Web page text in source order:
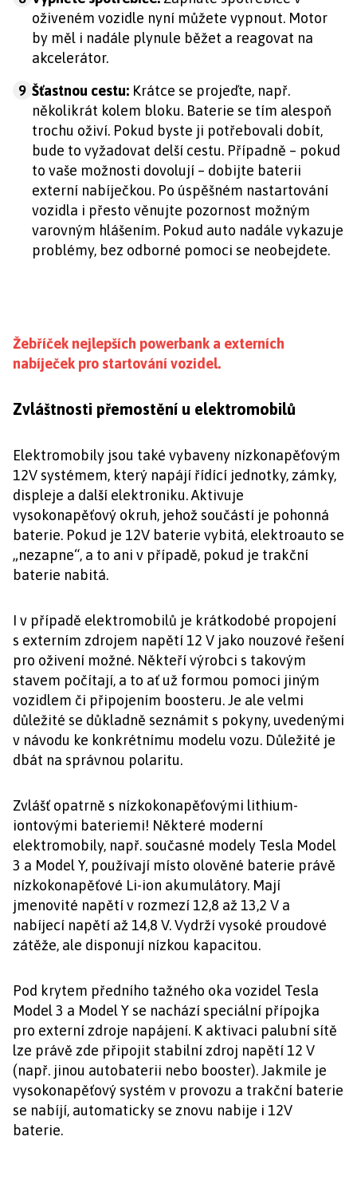
oživeném vozidle nyní můžete vypnout. Motor
by měl i nadále plynule běžet a reagovat na
akcelerátor.
9 Šťastnou cestu: Krátce se projeďte, např.
několikrát kolem bloku. Baterie se tím alespoň
trochu oživí. Pokud byste ji potřebovali dobít,
bude to vyžadovat delší cestu. Případně – pokud
to vaše možnosti dovolují – dobijte baterii
externí nabíječkou. Po úspěšném nastartování
vozidla i přesto věnujte pozornost možným
varovným hlášením. Pokud auto nadále vykazuje
problémy, bez odborné pomoci se neobejdete.
Žebříček nejlepších powerbank a externích
nabíječek pro startování vozidel.
Zvláštnosti přemostění u elektromobilů
Elektromobily jsou také vybaveny nízkonapěťovým
12V systémem, který napájí řídící jednotky, zámky,
displeje a další elektroniku. Aktivuje
vysokonapěťový okruh, jehož součástí je pohonná
baterie. Pokud je 12V baterie vybitá, elektroauto se
„nezapne“, a to ani v případě, pokud je trakční
baterie nabitá.
I v případě elektromobilů je krátkodobé propojení
s externím zdrojem napětí 12 V jako nouzové řešení
pro oživení možné. Někteří výrobci s takovým
stavem počítají, a to ať už formou pomoci jiným
vozidlem či připojením boosteru. Je ale velmi
důležité se důkladně seznámit s pokyny, uvedenými
v návodu ke konkrétnímu modelu vozu. Důležité je
dbát na správnou polaritu.
Zvlášť opatrně s nízkokonapěťovými lithium-
iontovými bateriemi! Některé moderní
elektromobily, např. současné modely Tesla Model
3 a Model Y, používají místo olověné baterie právě
nízkokonapěťové Li-ion akumulátory. Mají
jmenovité napětí v rozmezí 12,8 až 13,2 V a
nabíjecí napětí až 14,8 V. Vydrží vysoké proudové
zátěže, ale disponují nízkou kapacitou.
Pod krytem předního tažného oka vozidel Tesla
Model 3 a Model Y se nachází speciální přípojka
pro externí zdroje napájení. K aktivaci palubní sítě
lze právě zde připojit stabilní zdroj napětí 12 V
(např. jinou autobaterii nebo booster). Jakmile je
vysokonapěťový systém v provozu a trakční baterie
se nabíjí, automaticky se znovu nabije i 12V
baterie.